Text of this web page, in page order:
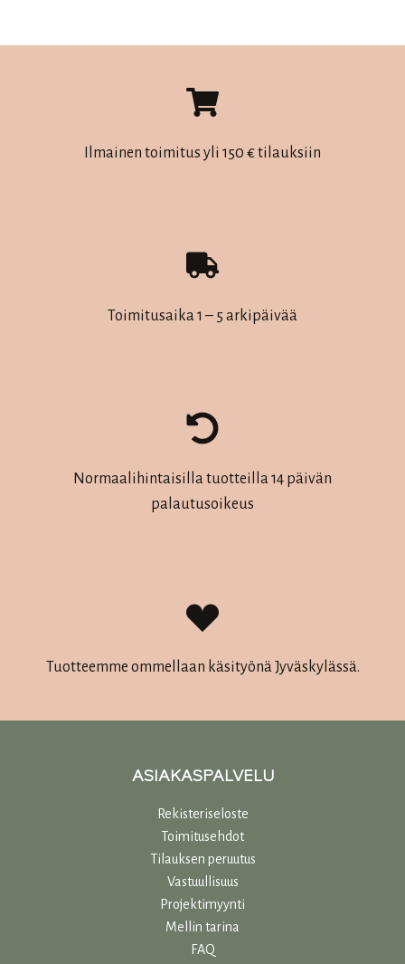
useampi
Ilmainen toimitus yli 150 € tilauksiin
Toimitusaika 1 – 5 arkipäivää
Normaalihintaisilla tuotteilla 14 päivän
palautusoikeus
Tuotteemme ommellaan käsityönä Jyväskylässä.
ASIAKASPALVELU
Rekisteriseloste
Toimitusehdot
Tilauksen peruutus
Vastuullisuus
Projektimyynti
Mellin tarina
FAQ